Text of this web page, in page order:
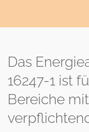
Das
16247-1 ist
Bereiche